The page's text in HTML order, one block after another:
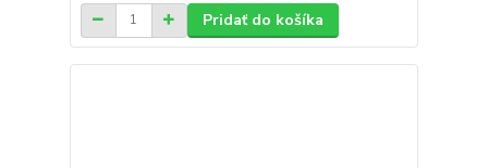
Pridať do košíka